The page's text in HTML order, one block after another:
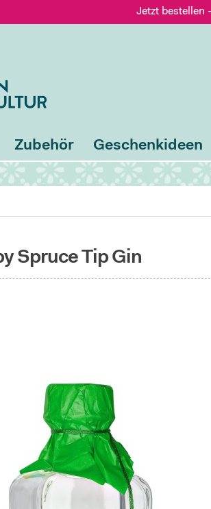
Jetzt bestellen
Versand nur
Jetzt bestellen
Zubehör Geschenkideen
Spruce Tip Gin